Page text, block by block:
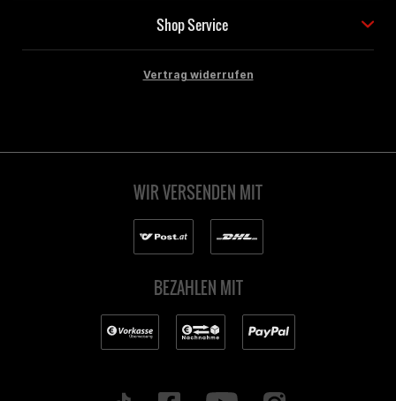
Shop Service
Vertrag widerrufen
WIR VERSENDEN MIT
BEZAHLEN MIT